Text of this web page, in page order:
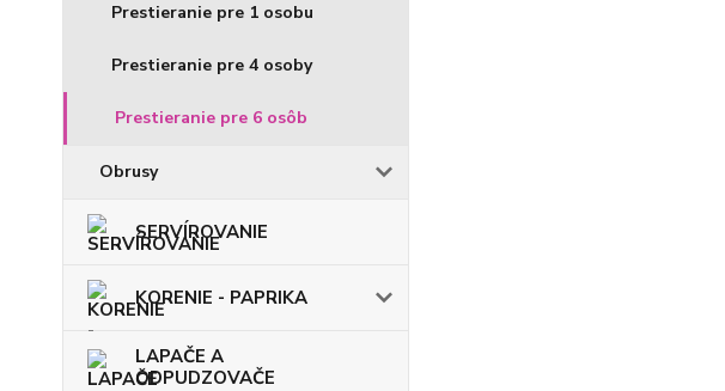
Prestieranie pre 1 osobu
Prestieranie pre 4 osoby
Prestieranie pre 6 osôb
Obrusy
SERVÍROVANIE
KORENIE - PAPRIKA
LAPAČE A
ODPUDZOVAČE